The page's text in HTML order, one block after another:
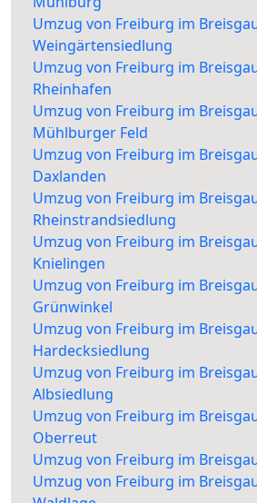
Umzug von Freiburg im
Weingärtensiedlung
Umzug von Freiburg im
Rheinhafen
Umzug von Freiburg im
Mühlburger Feld
Umzug von Freiburg im
Daxlanden
Umzug von Freiburg im
Rheinstrandsiedlung
Umzug von Freiburg im
Knielingen
Umzug von Freiburg im
Grünwinkel
Umzug von Freiburg im
Hardecksiedlung
Umzug von Freiburg im
Albsiedlung
Umzug von Freiburg im
Oberreut
Umzug von Freiburg im
Umzug von Freiburg im